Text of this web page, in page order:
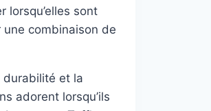
lorsqu’elles sont
combinaison de
durabilité et la
adorent lorsqu’ils